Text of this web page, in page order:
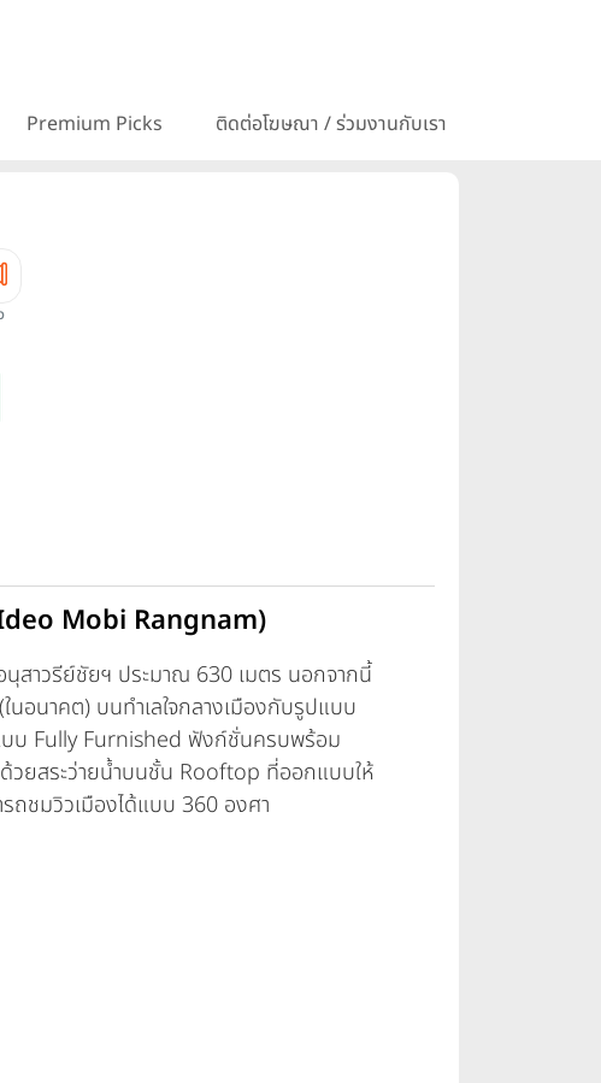
Premium Picks ติดต่อโฆษณา / ร่วมงานกับเรา
Mobi Rangnam)
นุสาวรีย์ชัยฯ ประมาณ 630 เมตร นอกจากนี้
นอนาคต) บนทำเลใจกลางเมืองกับรูปแบบ
บบ Fully Furnished ฟังก์ชั่นครบพร้อม
วยสระว่ายน้ำบนชั้น Rooftop ที่ออกแบบให้
ถชมวิวเมืองได้แบบ 360 องศา